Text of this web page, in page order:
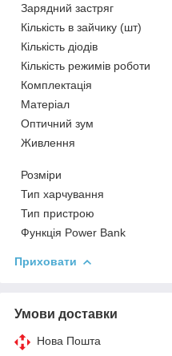
Зарядний застряг
Кількість в зайчику (шт)
Кількість діодів
Кількість режимів роботи
Комплектація
Матеріал
Оптичний зум
Живлення
Розміри
Тип харчування
Тип пристрою
Функція Power Bank
Приховати
Умови доставки
Нова Пошта